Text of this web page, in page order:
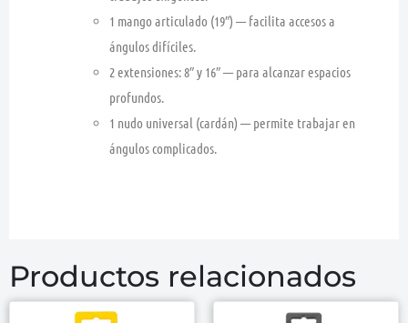
1 mango articulado (19″) — facilita accesos a
ángulos difíciles.
2 extensiones:8″ y 16″ —para alcanzar espacios
profundos.
1 nudo universal (cardán) — permite trabajar en
ángulos complicados.
Productos relacionados